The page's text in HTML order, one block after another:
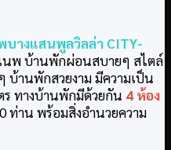
บางแสนพูลวิลล่า CITY-
นพ บ้านพักผ่อนสบายๆ สไตล์
านพักสวยงาม มีความเป็น
ร ทางบ้านพักมีด้วยกัน 4 ห้อง
ท่าน พร้อมสิ่งอำนวยความ